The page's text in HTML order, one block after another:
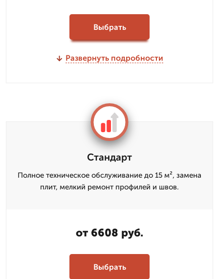
Выбрать
Развернуть подробности
Стандарт
Полное техническое обслуживание до 15 м², замена
плит, мелкий ремонт профилей и швов.
от 6608 руб.
Выбрать